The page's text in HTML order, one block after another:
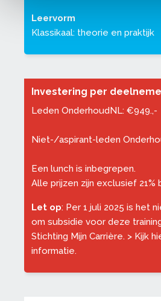
Leervorm
Klassikaal: theorie en praktijk
Investering per
Leden OnderhoudNL: €949.,-
Niet-/aspirant-leden
Een lunch is inbegrepen.
Alle prijzen zijn exclusief 21%
Let op: Per 1 juli 2025 is het
om subsidie voor deze
Stichting Mijn Carrière. > Kijk
informatie.